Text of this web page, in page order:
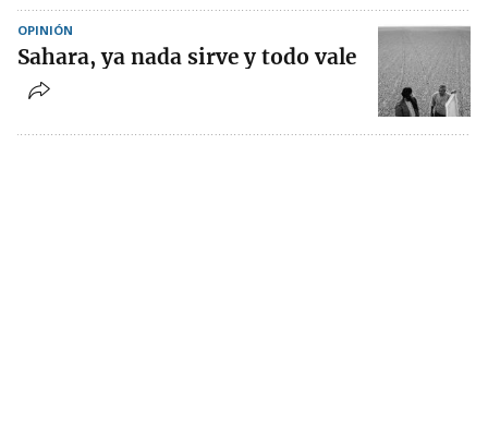
OPINIÓN
Sahara, ya nada sirve y todo vale